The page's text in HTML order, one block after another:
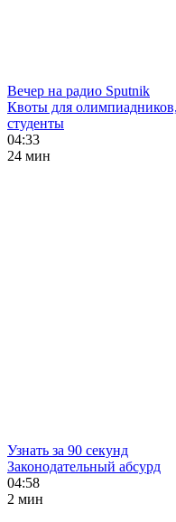
Вечер на радио Sputnik
Квоты для
студенты
04:33
24 мин
Узнать за 90 секунд
Законодательный абсурд
04:58
2 мин